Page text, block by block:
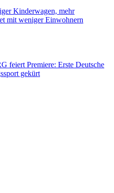
Kinderwagen, mehr
mit weniger Einwohnern
feiert Premiere: Erste Deutsche
gekürt